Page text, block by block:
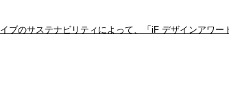
ブのサステナビリティによって、「iF デザインアワー